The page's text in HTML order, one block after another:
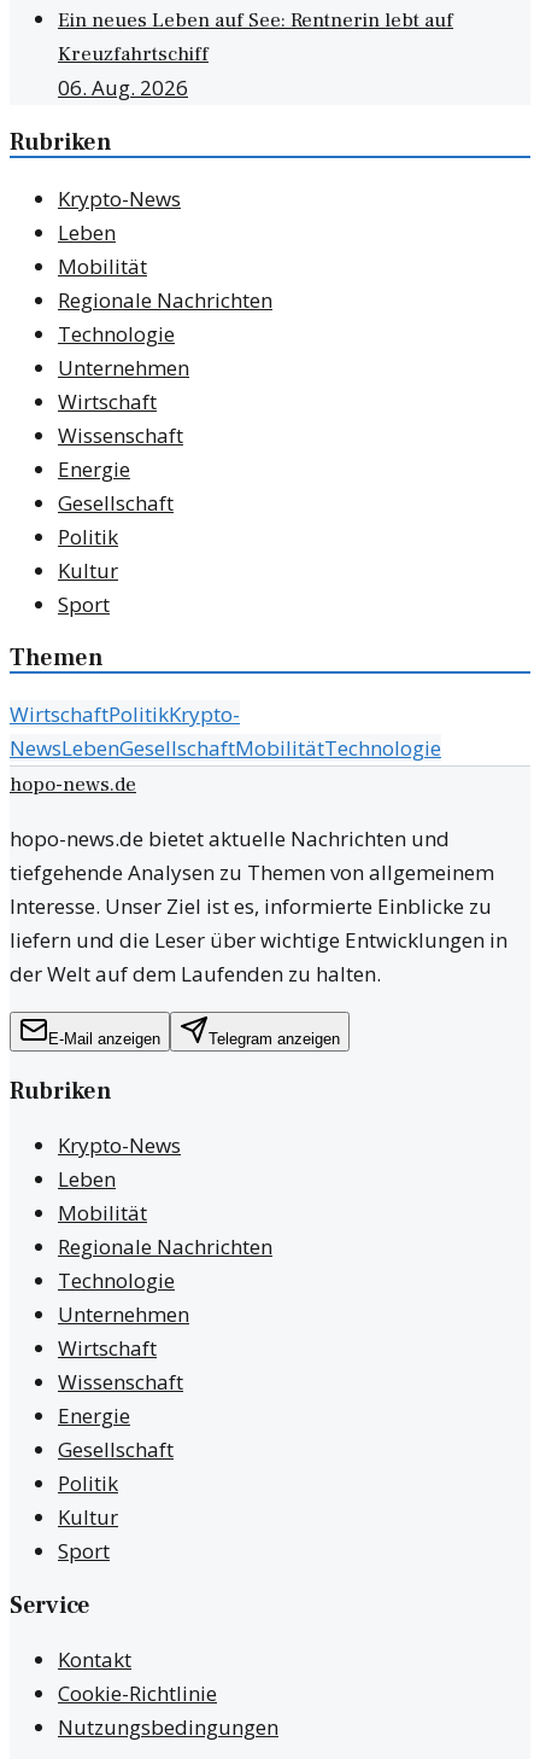
Ein neues Leben auf See: Rentnerin lebt auf
Kreuzfahrtschiff
06. Aug. 2026
Rubriken
Krypto-News
Leben
Mobilität
Regionale Nachrichten
Technologie
Unternehmen
Wirtschaft
Wissenschaft
Energie
Gesellschaft
Politik
Kultur
Sport
Themen
WirtschaftPolitikKrypto-
NewsLebenGesellschaftMobilitätTechnologie
hopo-news.de
hopo-news.de bietet aktuelle Nachrichten und
tiefgehende Analysen zu Themen von allgemeinem
Interesse. Unser Ziel ist es, informierte Einblicke zu
liefern und die Leser über wichtige Entwicklungen in
der Welt auf dem Laufenden zu halten.
E-Mail anzeigen Telegram anzeigen
Rubriken
Krypto-News
Leben
Mobilität
Regionale Nachrichten
Technologie
Unternehmen
Wirtschaft
Wissenschaft
Energie
Gesellschaft
Politik
Kultur
Sport
Service
Kontakt
Cookie-Richtlinie
Nutzungsbedingungen